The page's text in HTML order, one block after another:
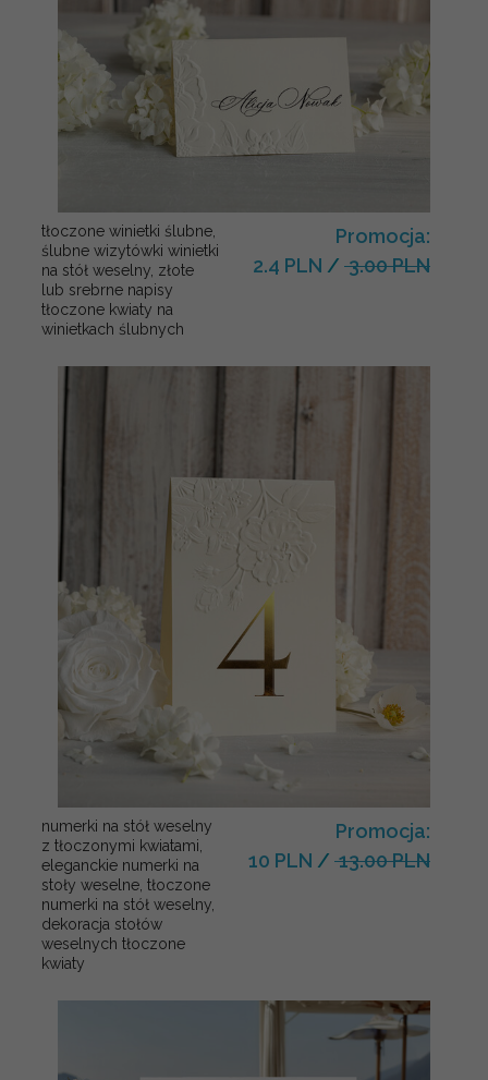
tłoczone winietki ślubne,
ślubne wizytówki winietki
na stół weselny, złote
lub srebrne napisy
tłoczone kwiaty na
winietkach ślubnych
Promocja:
2.4 PLN / 3.00 PLN
numerki na stół weselny
z tłoczonymi kwiatami,
eleganckie numerki na
stoły weselne, tłoczone
numerki na stół weselny,
dekoracja stołów
weselnych tłoczone
kwiaty
Promocja:
10 PLN / 13.00 PLN